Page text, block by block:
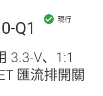
Q1
3.3-V、1:1
匯流排開關